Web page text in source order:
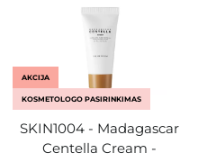
AKCIJA
KOSMETOLOGO PASIRINKIMAS
SKIN1004 - Madagascar
Centella Cream -